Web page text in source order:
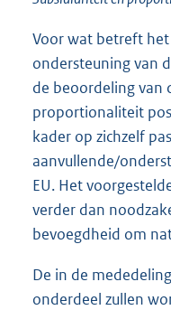
Voor wat betreft
ondersteuning van
de beoordeling van
proportionaliteit
kader op zichzelf
aanvullende/
EU. Het
verder dan
bevoegdheid om
De in de
onderdeel zullen